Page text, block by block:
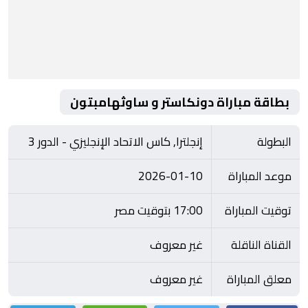
بطاقة مباراة دونكاستر و ساوثهامبتون
البطولة
إنجلترا, كاس الاتحاد الإنجليزي - الدور 3
موعد المباراة
2026-01-10
توقيت المباراة
17:00 بتوقيت مصر
القناة الناقلة
غير معروف
معلق المباراة
غير معروف